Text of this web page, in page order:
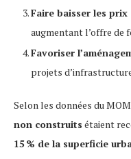
Faire baisser les
augmentant l’offre de
Favoriser
projets
Selon les données du
non construits étaient
15 % de la superficie